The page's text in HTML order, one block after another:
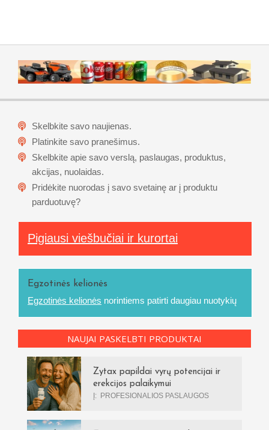
Skelbkite savo naujienas.
Platinkite savo pranešimus.
Skelbkite apie savo verslą, paslaugas, produktus,
akcijas, nuolaidas.
Pridėkite nuorodas į savo svetainę ar į produktu
parduotuvę?
Pigiausi viešbučiai ir kurortai
Egzotinės kelionės
Egzotinės kelionės norintiems patirti daugiau nuotykių
NAUJAI PASKELBTI PRODUKTAI
Zytax papildai vyrų potencijai ir
erekcijos palaikymui
Į: PROFESIONALIOS PASLAUGOS